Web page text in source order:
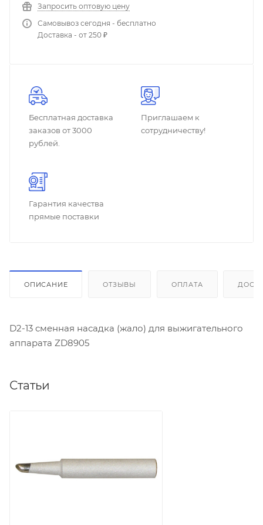
Запросить оптовую цену
Самовывоз сегодня - бесплатно
Доставка - от 250 ₽
Бесплатная доставка
заказов от 3000
рублей.
Приглашаем к
сотрудничеству!
Гарантия качества
прямые поставки
ОПИСАНИЕ ОТЗЫВЫ ОПЛАТА
D2-13 сменная насадка (жало) для выжигательного
аппарата ZD8905
Статьи